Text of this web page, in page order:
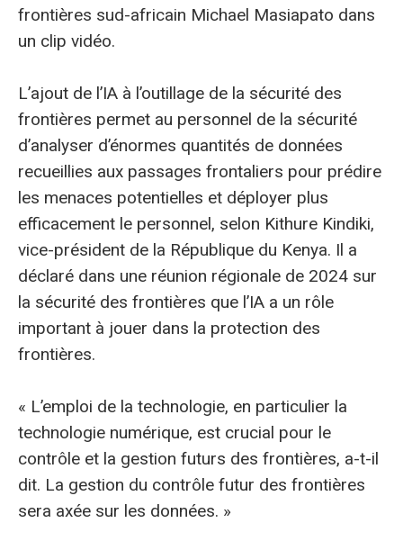
frontières sud-africain Michael Masiapato dans
un clip vidéo.
L’ajout de l’IA à l’outillage de la sécurité des
frontières permet au personnel de la sécurité
d’analyser d’énormes quantités de données
recueillies aux passages frontaliers pour prédire
les menaces potentielles et déployer plus
efficacement le personnel, selon Kithure Kindiki,
vice-président de la République du Kenya. Il a
déclaré dans une réunion régionale de 2024 sur
la sécurité des frontières que l’IA a un rôle
important à jouer dans la protection des
frontières.
« L’emploi de la technologie, en particulier la
technologie numérique, est crucial pour le
contrôle et la gestion futurs des frontières, a-t-il
dit. La gestion du contrôle futur des frontières
sera axée sur les données. »